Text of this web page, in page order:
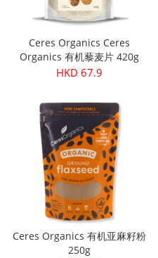
Ceres Organics Ceres
Organics 有机藜麦片 420g
HKD 67.9
Ceres Organics 有机亚麻籽粉
250g